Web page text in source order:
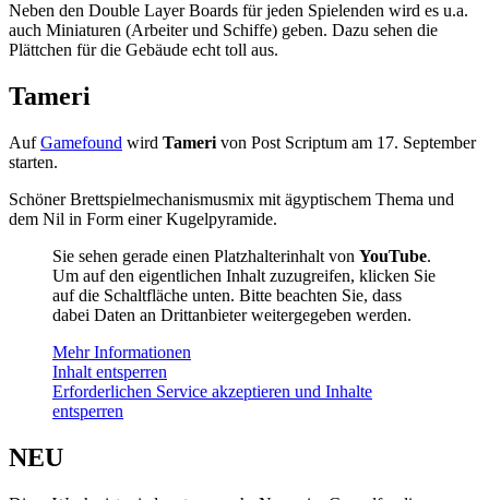
Neben den Double Layer Boards für jeden Spielenden wird es u.a.
auch Miniaturen (Arbeiter und Schiffe) geben. Dazu sehen die
Plättchen für die Gebäude echt toll aus.
Tameri
AufGamefound wird Tameri von Post Scriptum am 17. September
starten.
Schöner Brettspielmechanismusmix mit ägyptischem Thema und
dem Nil in Form einer Kugelpyramide.
Sie sehen gerade einen Platzhalterinhalt von YouTube.
Um auf den eigentlichen Inhalt zuzugreifen, klicken Sie
auf die Schaltfläche unten. Bitte beachten Sie, dass
dabei Daten an Drittanbieter weitergegeben werden.
Mehr Informationen
Inhalt entsperren
Erforderlichen Service akzeptieren und Inhalte
entsperren
NEU